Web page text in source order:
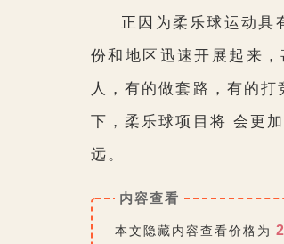
正因为柔乐球运动具
份和地区迅速开展起来
人，有的做套路，有的
下，柔乐球项目将 会更
远。
内容查看
本文隐藏内容查看价格为 2